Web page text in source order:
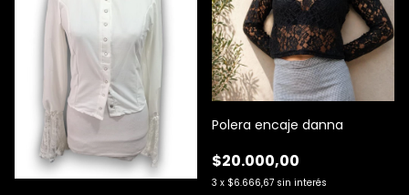
Polera encaje danna
$20.000,00
3 x $6.666,67 sin interés